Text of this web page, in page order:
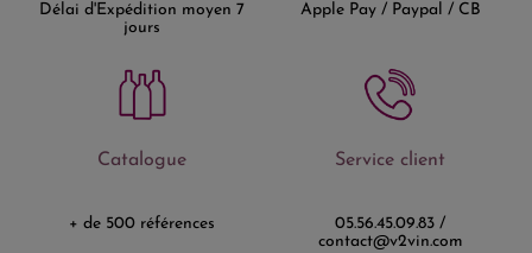
Délai d'Expédition moyen 7
jours
Apple Pay / Paypal / CB
Catalogue
+ de 500 références
Service client
05.56.45.09.83 /
contact@v2vin.com